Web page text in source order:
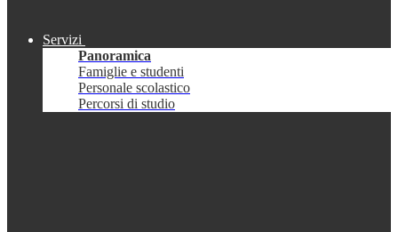
Servizi
Panoramica
Famiglie e studenti
Personale scolastico
Percorsi di studio